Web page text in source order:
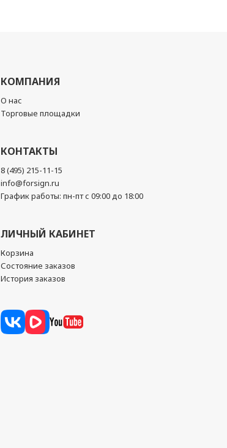
КОМПАНИЯ
О нас
Торговые площадки
КОНТАКТЫ
8 (495) 215-11-15
info@forsign.ru
График работы: пн-пт с 09:00 до 18:00
ЛИЧНЫЙ КАБИНЕТ
Корзина
Состояние заказов
История заказов